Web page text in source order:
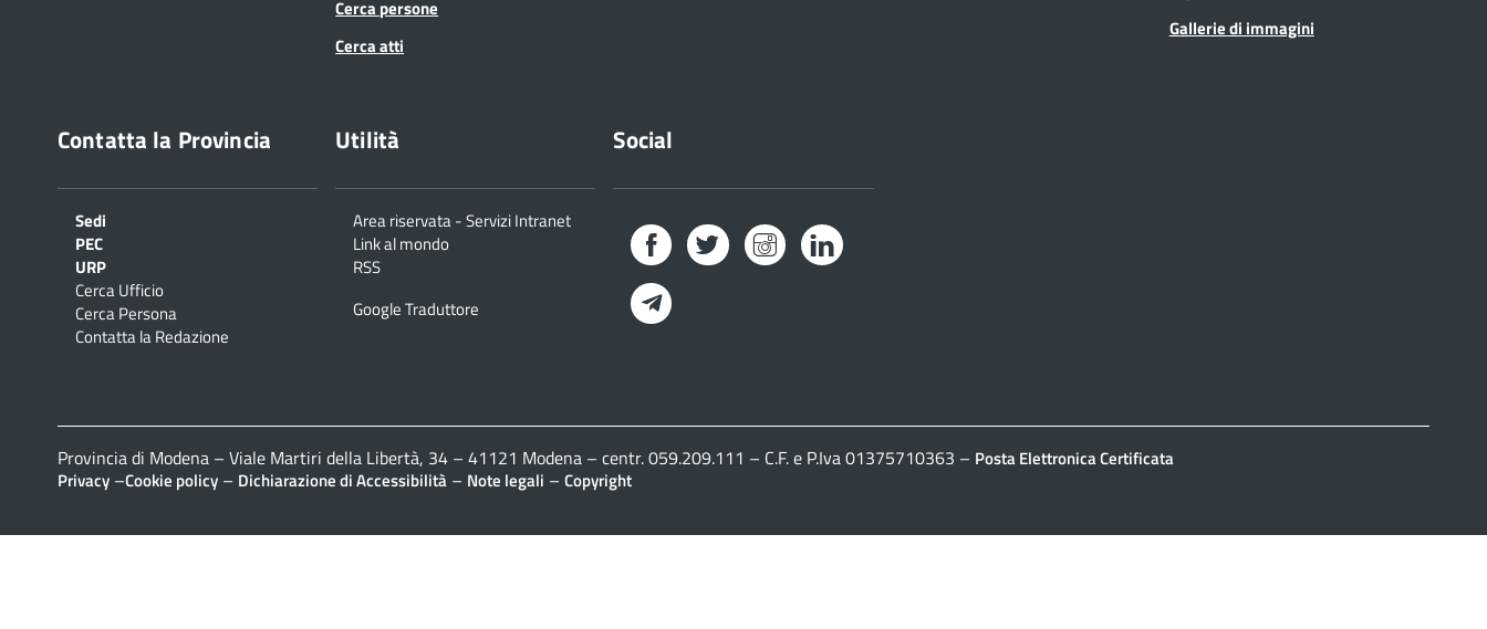
Cerca persone
Cerca atti
Gallerie di immagini
Contatta la Provincia
Sedi
PEC
URP
Cerca Ufficio
Cerca Persona
Contatta la Redazione
Utilità
Area riservata - Servizi Intranet
Link al mondo
RSS
Google Traduttore
Social
FacebookTwitterInstagramLinkedIn
Provincia di Modena – Viale Martiri della Libertà, 34 – 41121 Modena – centr. 059.209.111 – C.F. e P.Iva 01375710363 – Posta Elettronica Certificata
Privacy –Cookie policy – Dichiarazione di Accessibilità – Note legali – Copyright